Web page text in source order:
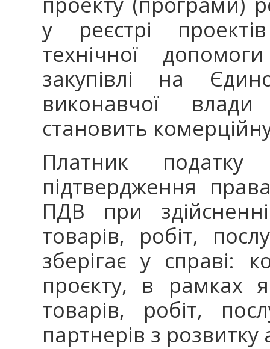
у реєстрі
технічної
закупівлі на
виконавчої
становить
Платник
підтвердження
ПДВ при
товарів, робіт,
зберігає у справі:
проєкту, в рамках
товарів, робіт,
партнерів з